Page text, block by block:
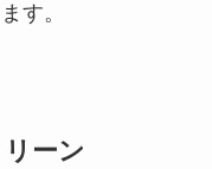
す。
ーン